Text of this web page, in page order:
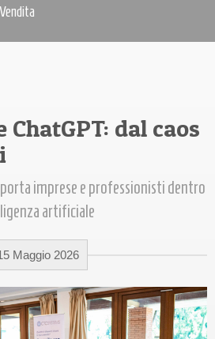
ChatGPT: dal caos
imprese e professionisti dentro
artificiale
Maggio 2026